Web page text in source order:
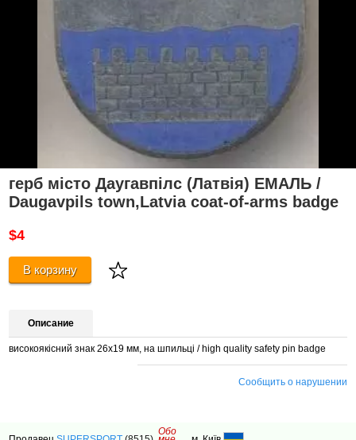
герб місто Даугавпілс (Латвія) ЕМАЛЬ /
Daugavpils town,Latvia coat-of-arms badge
$4
В корзину
Описание
високоякісний знак 26х19 мм, на шпильці / high quality safety pin badge
Сообщить о нарушении
Обо